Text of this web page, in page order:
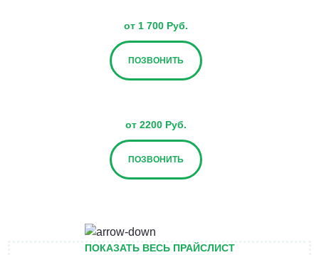
от 1 700 Руб.
ПОЗВОНИТЬ
от 2200 Руб.
ПОЗВОНИТЬ
ПОКАЗАТЬ ВЕСЬ ПРАЙСЛИСТ